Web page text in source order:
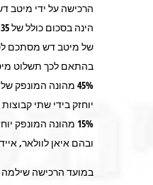
הרכישה על ידי מיטב
בהתאם לכך תשלוט
יוחזק בידי שתי
15% מהונה המונפק
ובהם איאן לוולאר,